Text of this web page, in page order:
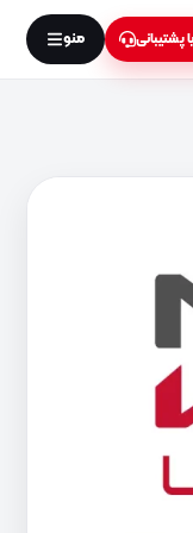
پشتیبانی منو